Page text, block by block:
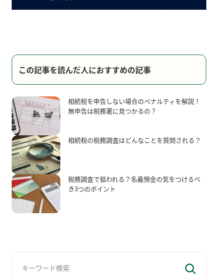
この記事を読んだ人におすすめの記事
相続税を申告しない場合のペナルティを解説！
無申告は税務署に見つかるの？
相続税の税務調査はどんなことを質問される？
税務調査で狙われる？名義預金の気をつけるべ
き3つのポイント